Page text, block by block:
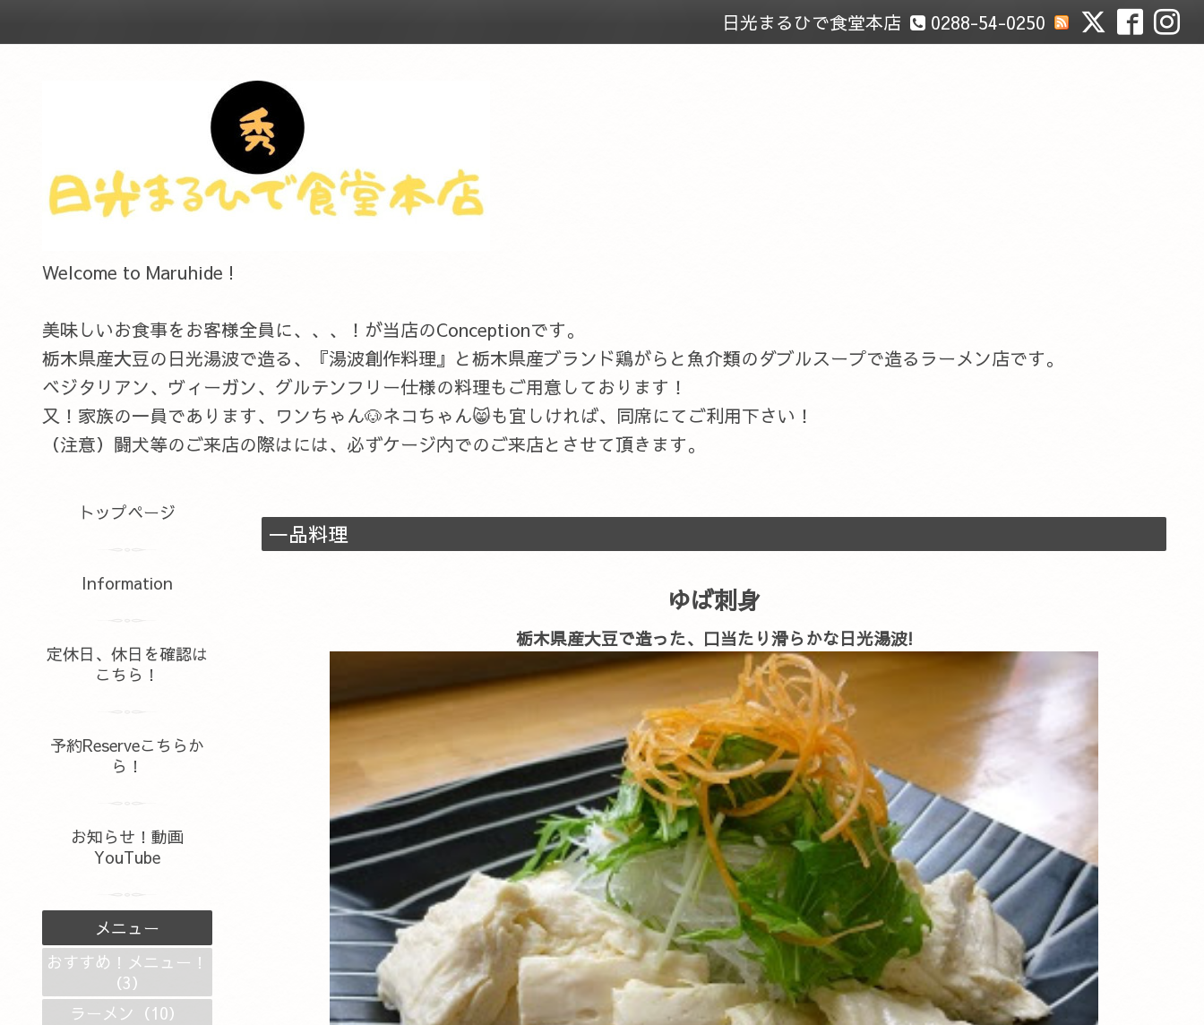
0288-54-0250
日光まるひで食堂本店
Welcome to Maruhide !
美味しいお食事をお客様全員に、、、！が当店のConceptionです。
栃木県産大豆の日光湯波で造る、『湯波創作料理』と栃木県産ブランド鶏がらと魚介類のダブルスープで造るラーメン店です。
ベジタリアン、ヴィーガン、グルテンフリー仕様の料理もご用意しております！
又！家族の一員であります、ワンちゃん🐶ネコちゃん😸も宜しければ、同席にてご利用下さい！
（注意）闘犬等のご来店の際はには、必ずケージ内でのご来店とさせて頂きます。
一品料理
ゆば刺身
栃木県産大豆で造った、口当たり滑らかな日光湯波!
トップページ
Information
定休日、休日を確認は
こちら！
予約Reserveこちらか
ら！
お知らせ！動画
YouTube
メニュー
おすすめ！メニュー！
（3）
ラーメン（10）